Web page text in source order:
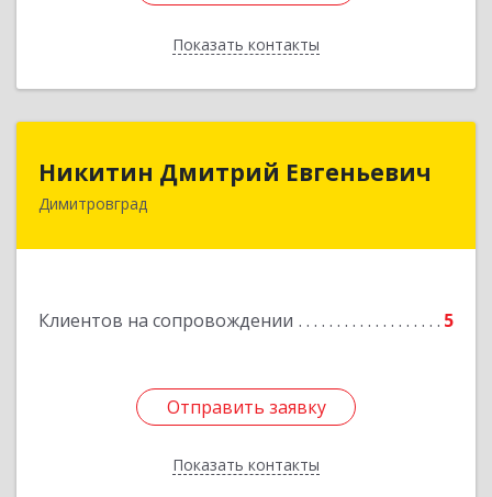
Показать контакты
Назад
Никитин Дмитрий Евгеньевич
Димитровград
Клиентов на сопровождении 5
Отправить заявку
Показать контакты
Никитин Дмитрий Евгеньевич
Отправить заявку
Назад